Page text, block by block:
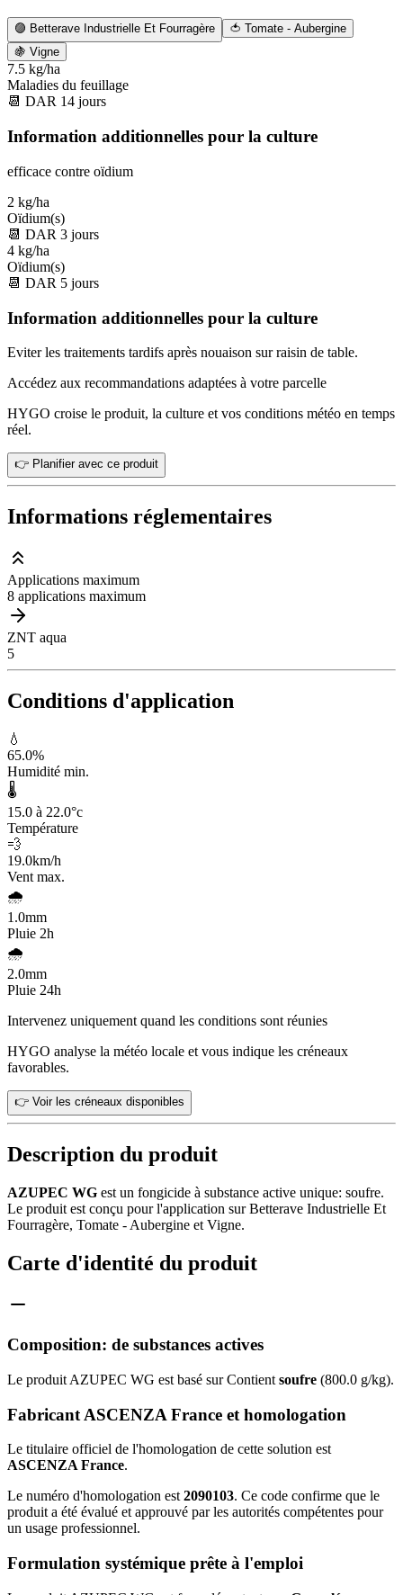
🟣 Betterave Industrielle Et Fourragère 🍅 Tomate - Aubergine
🍇 Vigne
7.5 kg/ha
Maladies du feuillage
📆 DAR 14 jours
Information additionnelles pour la culture
efficace contre oïdium
2 kg/ha
Oïdium(s)
📆 DAR 3 jours
4 kg/ha
Oïdium(s)
📆 DAR 5 jours
Information additionnelles pour la culture
Eviter les traitements tardifs après nouaison sur raisin de table.
Accédez aux recommandations adaptées à votre parcelle
HYGO croise le produit, la culture et vos conditions météo en temps
réel.
👉 Planifier avec ce produit
Informations réglementaires
Applications maximum
8 applications maximum
ZNT aqua
5
Conditions d'application
💧
65.0%
Humidité min.
🌡️
15.0 à 22.0°c
Température
💨
19.0km/h
Vent max.
🌧️
1.0mm
Pluie 2h
🌧️
2.0mm
Pluie 24h
Intervenez uniquement quand les conditions sont réunies
HYGO analyse la météo locale et vous indique les créneaux
favorables.
👉 Voir les créneaux disponibles
Description du produit
AZUPEC WG est un fongicide à substance active unique: soufre.
Le produit est conçu pour l'application sur Betterave Industrielle Et
Fourragère, Tomate - Aubergine et Vigne.
Carte d'identité du produit
Composition: de substances actives
Le produit AZUPEC WG est basé sur Contient soufre (800.0 g/kg).
Fabricant ASCENZA France et homologation
Le titulaire officiel de l'homologation de cette solution est
ASCENZA France.
Le numéro d'homologation est2090103. Ce code confirme que le
produit a été évalué et approuvé par les autorités compétentes pour
un usage professionnel.
Formulation systémique prête à l'emploi